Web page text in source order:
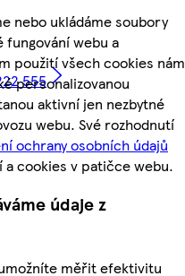
nebo ukládáme soubory
webu a
použití všech cookies nám
personalizovanou
aktivní jen nezbytné
webu. Své rozhodnutí
ochrany osobních údajů
a cookies v patičce webu.
údaje z
měřit efektivitu
555